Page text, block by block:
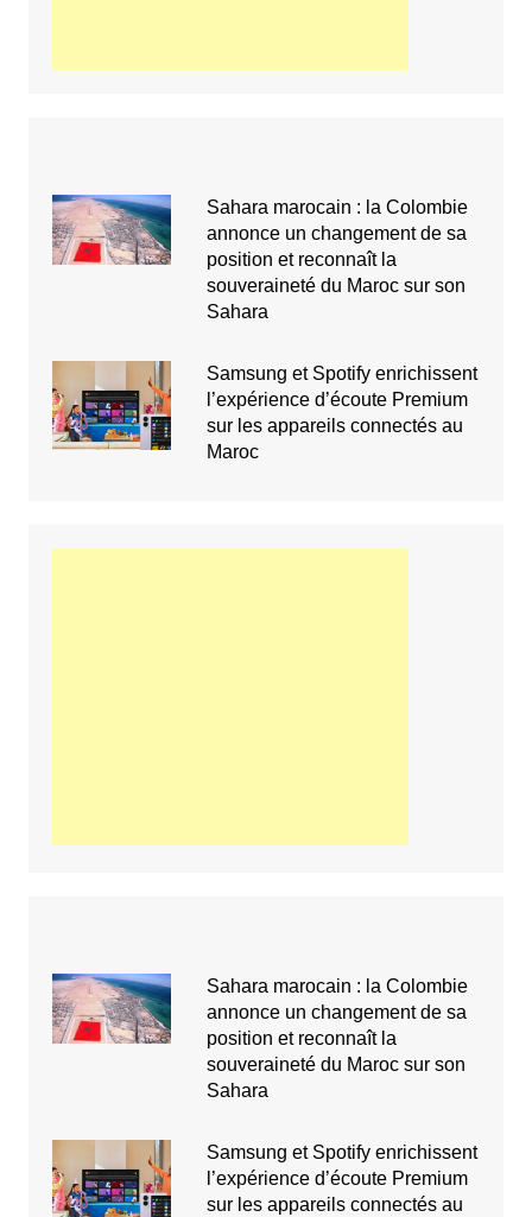
Sahara marocain : la Colombie
annonce un changement de sa
position et reconnaît la
souveraineté du Maroc sur son
Sahara
Samsung et Spotify enrichissent
l’expérience d’écoute Premium
sur les appareils connectés au
Maroc
Sahara marocain : la Colombie
annonce un changement de sa
position et reconnaît la
souveraineté du Maroc sur son
Sahara
Samsung et Spotify enrichissent
l’expérience d’écoute Premium
sur les appareils connectés au